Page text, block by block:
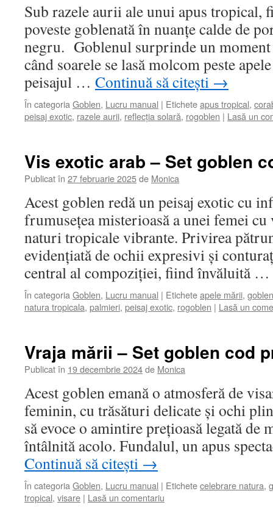
Sub razele aurii ale unui apus tropical,
poveste goblenată în nuanțe calde de
negru. Goblenul surprinde un
când soarele se lasă molcom peste
peisajul … Continuă să citești →
În categoria Goblen, Lucru manual | Eticheteapus tropical,
peisaj exotic, razele aurii, reflecția solară, rogoblen | Lasă un
Vis exotic arab – Set goblen
Publicat în 27 februarie 2025de Monica
Acest goblen redă un peisaj exotic cu
frumusețea misterioasă a unei femei
naturi tropicale vibrante. Privirea
evidențiată de ochii expresivi și
central al compoziției, fiind învăluită …
În categoria Goblen, Lucru manual | Eticheteapele mării, goblen
natura tropicala, palmieri, peisaj exotic, rogoblen | Lasă un
Vraja mării – Set goblen cod
Publicat în 19 decembrie 2024de Monica
Acest goblen emană o atmosferă de
feminin, cu trăsături delicate și ochi
să evoce o amintire prețioasă legată de
întâlnită acolo. Fundalul, un apus
Continuă să citești →
În categoria Goblen, Lucru manual | Etichetecelebrare natura,
tropical, visare | Lasă un comentariu